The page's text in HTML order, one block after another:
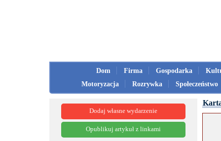
Dom Firma Gospodarka
Motoryzacja
Rozrywka Społeczeństwo
Dodaj własne wydarzenie
Opublikuj artykuł z linkami